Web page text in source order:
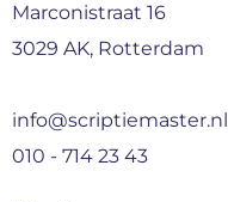
Marconistraat 16
3029 AK, Rotterdam
info@scriptiemaster.nl
010 - 714 23 43